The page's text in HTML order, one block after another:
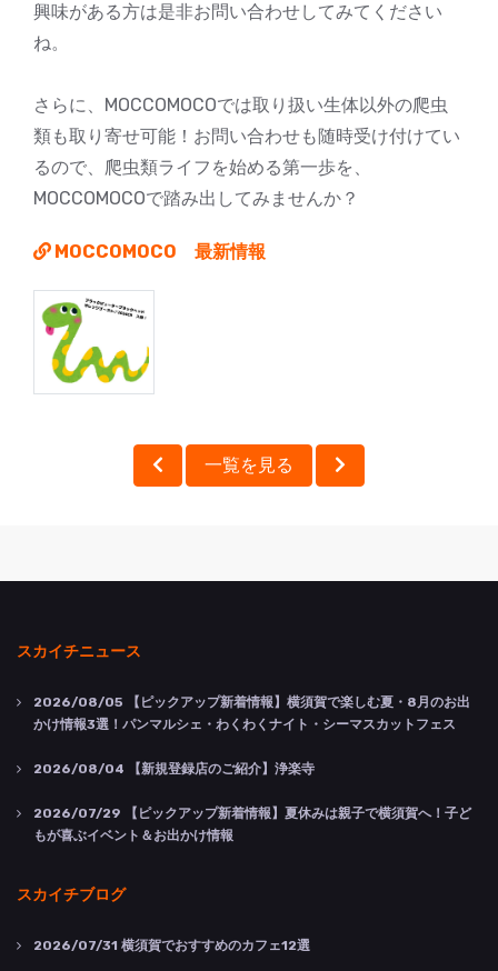
興味がある方は是非お問い合わせしてみてください
ね。
さらに、MOCCOMOCOでは取り扱い生体以外の爬虫
類も取り寄せ可能！お問い合わせも随時受け付けてい
るので、爬虫類ライフを始める第一歩を、
MOCCOMOCOで踏み出してみませんか？
MOCCOMOCO 最新情報
一覧を見る
スカイチニュース
2026/08/05 【ピックアップ新着情報】横須賀で楽しむ夏・8月のお出
かけ情報3選！パンマルシェ・わくわくナイト・シーマスカットフェス
2026/08/04 【新規登録店のご紹介】浄楽寺
2026/07/29 【ピックアップ新着情報】夏休みは親子で横須賀へ！子ど
もが喜ぶイベント＆お出かけ情報
スカイチブログ
2026/07/31 横須賀でおすすめのカフェ12選